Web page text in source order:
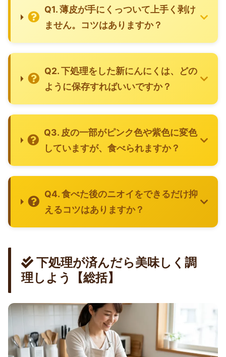
Q1. 薄皮が手にくっついて上手く剥け
ません。コツはありますか？
Q2. 下処理をした新にんにくは、どの
ように保存すればいいですか？
Q3. 皮の一部がピンク色や紫色に変色
していますが、食べられますか？
Q4. 食べた後のニオイをできるだけ抑
えるコツはありますか？
下処理が済んだら美味しく調
理しよう【総括】